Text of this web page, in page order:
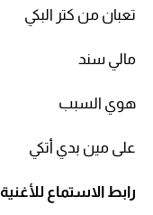
تعبان من كتر البكي
مالي سند
هوي السبب
على مين بدي أتكي
رابط الاستماع